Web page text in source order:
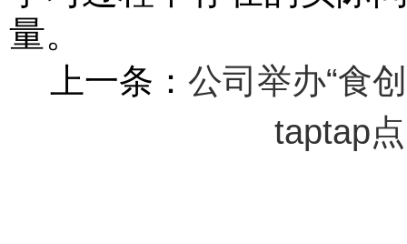
量。
上一条： 公司举办“食
taptap